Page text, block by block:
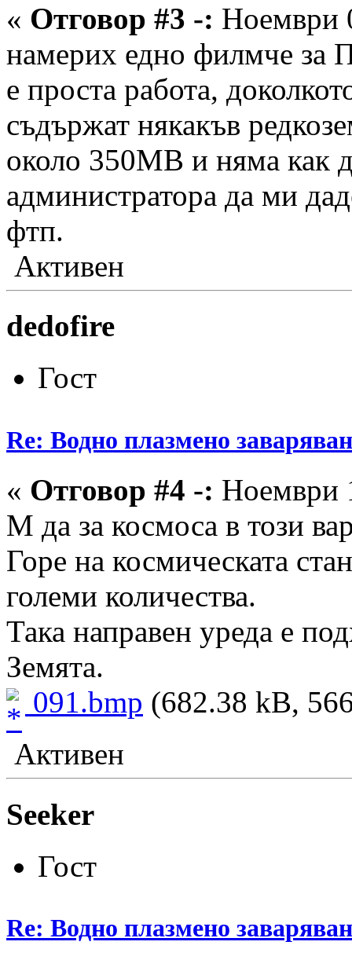
« Отговор #3 -: Ноември
намерих едно филмче за
е проста работа,
съдържат някакъв
около 350МВ и няма как
администратора да ми
фтп.
Активен
dedofire
Гост
Re: Водно плазмено
« Отговор #4 -: Ноември
М да за космоса в този
Горе на космическата
големи количества.
Така направен уреда е
Земята.
091.bmp (682.38 kB,
Активен
Seeker
Гост
Re: Водно плазмено